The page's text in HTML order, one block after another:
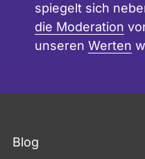
spiegelt sich
die Moderation
unseren Werten
Blog